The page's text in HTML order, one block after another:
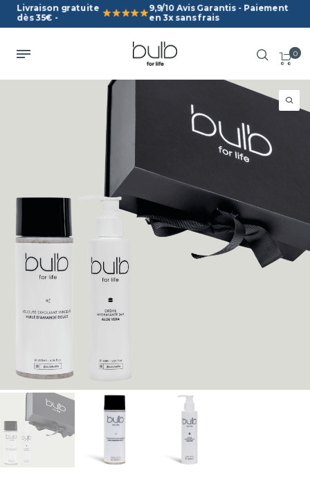
Livraison gratuite
dès 35€ -
9,9/10 Avis Garantis - Paiement
en 3x sans frais
0